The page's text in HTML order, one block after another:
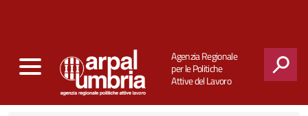
Agenzia Regionale
per le Politiche
Attive del Lavoro